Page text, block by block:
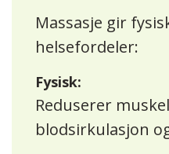
Massasje gir
helsefordeler:
Fysisk:
Reduserer
blodsirkulasjon